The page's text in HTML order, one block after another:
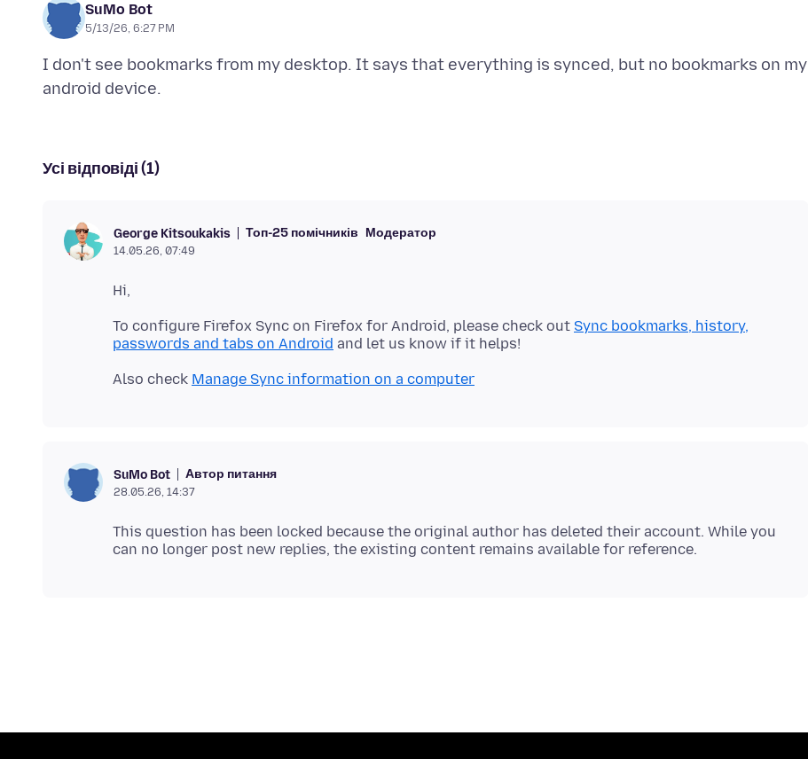
SuMo Bot
5/13/26, 6:27 PM
I don't see bookmarks from my desktop. It says that everything is synced, but no bookmarks on my
Усі відповіді (1)
George Kitsoukakis Топ-25 помічників Модератор
14.05.26, 07:49
To configure Firefox Sync on Firefox for Android, please check out Sync bookmarks, history,
passwords and tabs on Android
Also check Manage Sync information on a computer
SuMo Bot Автор питання
28.05.26, 14:37
This question has been locked because the original author has deleted their account. While you